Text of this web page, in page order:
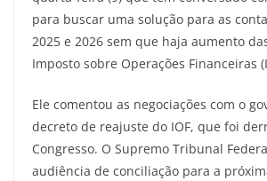
para buscar uma solução para as
2025 e 2026 sem que haja aumento
Imposto sobre Operações Financeiras
Ele comentou as negociações com o
decreto de reajuste do IOF, que foi
Congresso. O Supremo Tribunal
audiência de conciliação para a